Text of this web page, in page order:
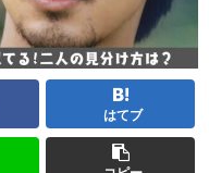
はてブ